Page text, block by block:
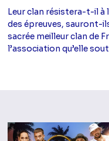
Leur clan résistera-t-il à
des épreuves, sauront-
sacrée meilleur clan de
l’association qu’elle